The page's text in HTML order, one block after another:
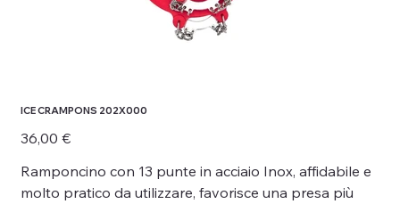
ICE CRAMPONS 202X000
Prezzo
36,00 €
Ramponcino con 13 punte in acciaio Inox, affidabile e
molto pratico da utilizzare, favorisce una presa più